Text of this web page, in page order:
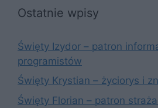
Ostatnie wpisy
Święty Izydor – patron
programistów
Święty Krystian – życiorys i
Święty Florian – patron